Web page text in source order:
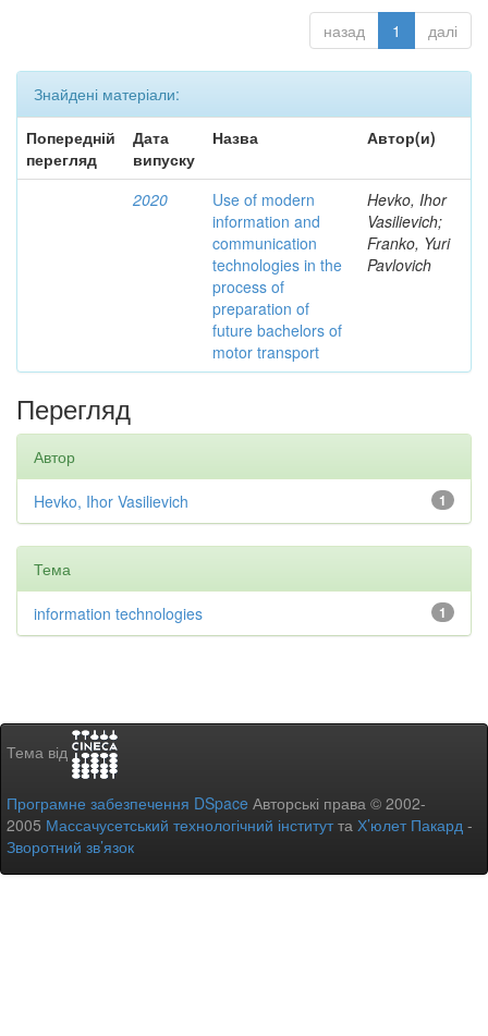
назад 1 далі
Знайдені матеріали:
Попередній
перегляд
Дата
випуску
Назва Автор(и)
2020
Use of modern
information and
communication
technologies in the
process of
preparation of
future bachelors of
motor transport
Hevko, Ihor
Vasilievich;
Franko, Yuri
Pavlovich
Перегляд
Автор
1
Hevko, Ihor Vasilievich
Тема
1
information technologies
Тема від
Програмне забезпечення DSpace Авторські права © 2002-
2005 Массачусетський технологічний інститутта Х’юлет Пакард -
Зворотний зв’язок